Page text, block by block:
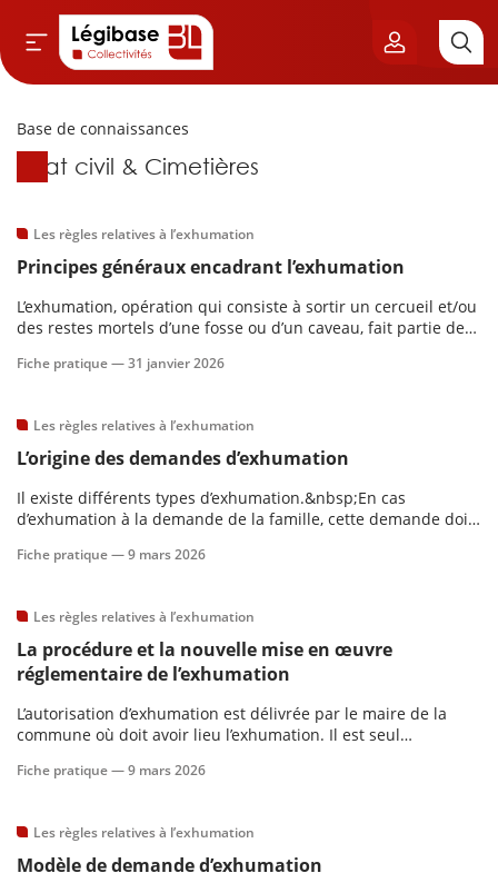
& Cimetières
& Élu local
Finances locales
Base de connaissances
Base de connaissances
État civil & Cimetières
Les règles relatives à l’exhumation
Principes généraux encadrant l’exhumation
L’exhumation, opération qui consiste à sortir un cercueil et/ou
des restes mortels d’une fosse ou d’un caveau, fait partie des
pompes funèbres.&nbsp;L’exhumation n’est possible que si
Fiche pratique —31 janvier 2026
Les règles relatives à l’exhumation
L’origine des demandes d’exhumation
Il existe différents types d’exhumation.&nbsp;En cas
d’exhumation à la demande de la famille, cette demande doit
personne ayant eu qualité pour pourvoir aux funérailles.
Fiche pratique —9 mars 2026
Les règles relatives à l’exhumation
La procédure et la nouvelle mise en œuvre
réglementaire de l’exhumation
L’autorisation d’exhumation est délivrée par le maire de la
commune où doit avoir lieu l’exhumation. Il est seul
Fiche pratique —9 mars 2026
Les règles relatives à l’exhumation
Modèle de demande d’exhumation